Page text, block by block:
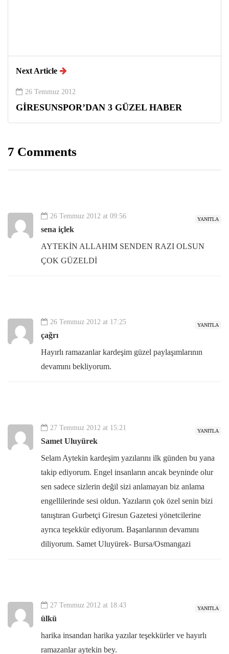
Next Article
26 Temmuz 2012
GİRESUNSPOR’DAN 3 GÜZEL HABER
7 Comments
YANITLA
26 Temmuz 2012 at 09:56
sena içlek
AYTEKİN ALLAHIM SENDEN RAZI OLSUN
ÇOK GÜZELDİ
YANITLA
26 Temmuz 2012 at 17:25
çağrı
Hayırlı ramazanlar kardeşim güzel paylaşımlarının
devamını bekliyorum.
YANITLA
27 Temmuz 2012 at 15:21
Samet Uluyürek
Selam Aytekin kardeşim yazılarını ilk günden bu yana
takip ediyorum. Engel insanların ancak beyninde olur
sen sadece sizlerin değil sizi anlamayan biz anlama
engellilerinde sesi oldun. Yazıların çok özel senin bizi
tanıştıran Gurbetçi Giresun Gazetesi yönetcilerine
ayrıca teşekkür ediyorum. Başarılarının devamını
diliyorum. Samet Uluyürek- Bursa/Osmangazi
YANITLA
27 Temmuz 2012 at 18:43
ülkü
harika insandan harika yazılar teşekkürler ve hayırlı
ramazanlar aytekin bey.